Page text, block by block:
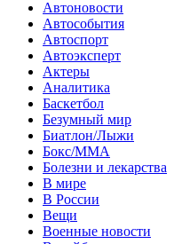
Автоновости
Автособытия
Автоспорт
Автоэксперт
Актеры
Аналитика
Баскетбол
Безумный мир
Биатлон/Лыжи
Бокс/MMA
Болезни и лекарства
В мире
В России
Вещи
Военные новости